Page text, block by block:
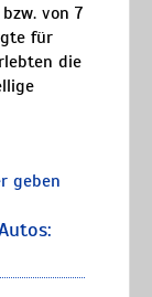
von 7
für
die